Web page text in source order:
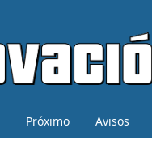
Próximo Avisos